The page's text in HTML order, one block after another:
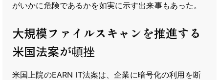
がいかに危険であるかを如実に示す出来事もあった。
大規模ファイルスキャンを推進する
米国法案が頓挫
米国上院のEARN IT法案は、企業に暗号化の利用を断